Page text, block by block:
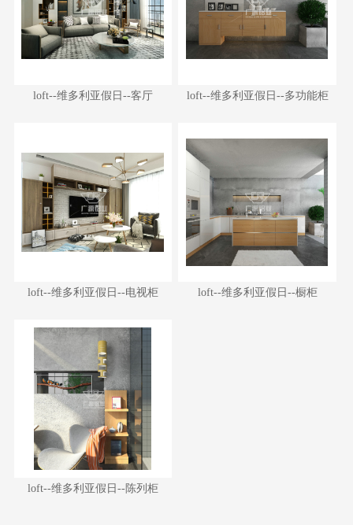
loft--维多利亚假日--客厅
loft--维多利亚假日--客厅 loft--维多利亚假日--多功能柜
loft--维多利亚假日--多功能柜
loft--维多利亚假日--电视柜
loft--维多利亚假日--电视柜 loft--维多利亚假日--橱柜
loft--维多利亚假日--橱柜
loft--维多利亚假日--陈列柜
loft--维多利亚假日--陈列柜